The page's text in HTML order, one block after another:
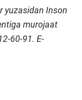
yuzasidan Inson
murojaat
60-91. E-